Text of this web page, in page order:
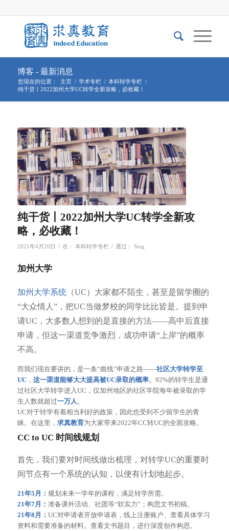
博客 - 最新消息
您现在的位置： 主页 / 学术专栏 / 本科转学专栏 /
纯干货丨2022加州大学UC转学全新攻略，必收藏！
纯干货丨2022加州大学UC转学全新攻
略，必收藏！
2021年4月20日 / 在： 本科转学专栏 / 通过： Sing
加州大学
加州大学系统（UC）大家都不陌生，甚至是留学圈的
“大众情人”，把UC当做梦校的同学比比皆是。提到申
请UC，大多数人想到的是直接的方法——高中后直接
申请，但这一渠道竞争激烈，成功申请“上岸”的概率
不高。
而我们现在要讲的，是一条“曲线”申请之路——社区大学转学至
UC， 这一渠道能够大大提高被UC录取的概率。92%的转学生是通
过社区大学转学进入UC，仅加州地区的社区学院每年被录取的学
生人数就超过一万人。
UC对于转学有着相当利好的政策，因此也受到不少留学生的青
睐。在这里， 求真教育为大家带来2022年CC转UC的全面攻略。
CC to UC 时间线规划
首先，我们要对时间线做出梳理，对转学UC的重要时
间节点有一个系统的认知，以便有计划地起步。
21年5月： 规划未来一学年的课程，满足转学所需。
21年7月： 准备课外活动、社团等“软实力”；构思文书初稿。
21年8月： UC对申请者开放申请表，线上注册账户、查看具体学习
资料和需要准备的材料。查看文书题目，进行深度创作构思。